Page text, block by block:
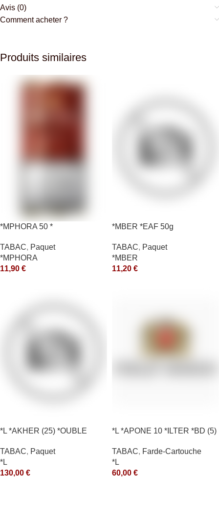
Avis (0)
Comment acheter ?
Produits similaires
*MPHORA 50 *
TABAC, Paquet
*MPHORA
11,90 €
*MBER *EAF 50g
TABAC, Paquet
*MBER
11,20 €
*L *AKHER (25) *OUBLE
TABAC, Paquet
*L
130,00 €
*L *APONE 10 *ILTER *BD (5)
TABAC, Farde-Cartouche
*L
60,00 €